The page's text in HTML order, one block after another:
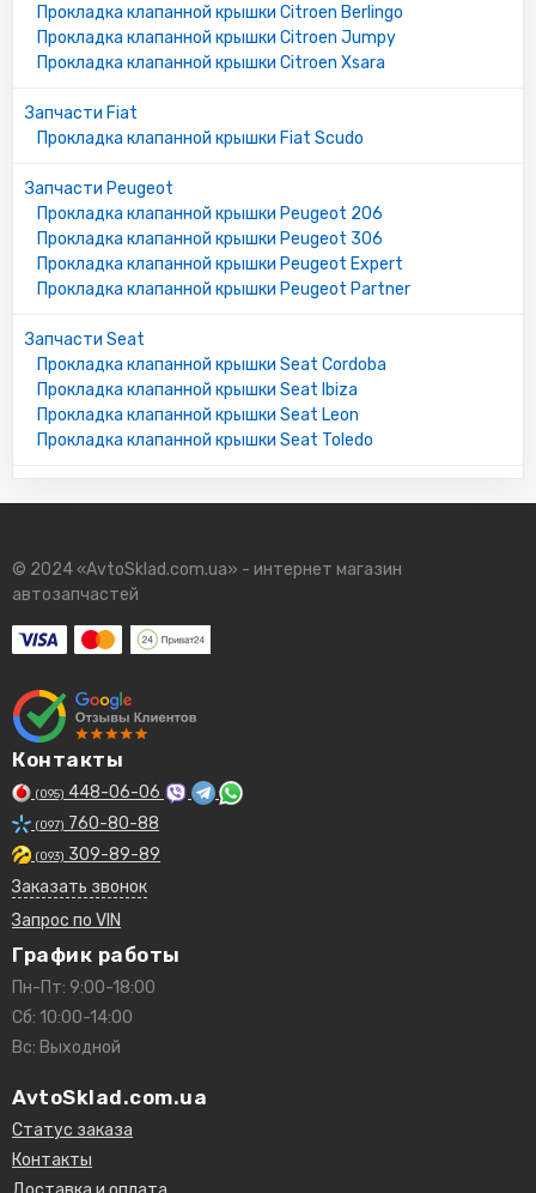
Прокладка клапанной крышки Citroen Berlingo
Прокладка клапанной крышки Citroen Jumpy
Прокладка клапанной крышки Citroen Xsara
Запчасти Fiat
Прокладка клапанной крышки Fiat Scudo
Запчасти Peugeot
Прокладка клапанной крышки Peugeot 206
Прокладка клапанной крышки Peugeot 306
Прокладка клапанной крышки Peugeot Expert
Прокладка клапанной крышки Peugeot Partner
Запчасти Seat
Прокладка клапанной крышки Seat Cordoba
Прокладка клапанной крышки Seat Ibiza
Прокладка клапанной крышки Seat Leon
Прокладка клапанной крышки Seat Toledo
© 2024 «AvtoSklad.com.ua» - интернет магазин
автозапчастей
Контакты
(095) 448-06-06
(097) 760-80-88
(093) 309-89-89
Заказать звонок
Запрос по VIN
График работы
Пн-Пт: 9:00-18:00
Сб: 10:00-14:00
Вс: Выходной
AvtoSklad.com.ua
Статус заказа
Контакты